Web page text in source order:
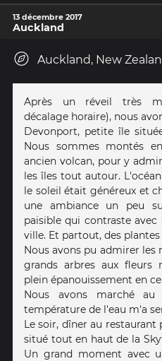
13 décembre 2017
Auckland
Auckland, New
Après un réveil très
décalage horaire), nous
Devonport, petite île
Nous sommes montés
ancien volcan, pour y
les îles tout autour.
le soleil était généreux et
une ambiance un peu
paisible qui contraste
ville. Et partout, des
Nous avons pu admirer
grands arbres aux fleurs
plein épanouissement en
Nous avons marché
température de l'eau m'a
Le soir, dîner au restaurant
situé tout en haut de la
Un grand moment avec